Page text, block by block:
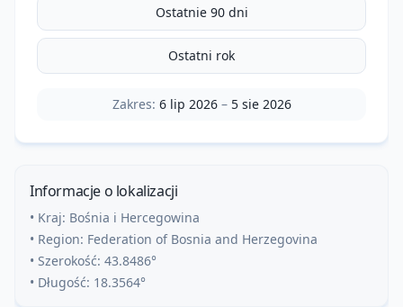
Ostatnie 90 dni
Ostatni rok
Zakres: 6 lip 2026– 5 sie 2026
Informacje o lokalizacji
• Kraj: Bośnia i Hercegowina
• Region: Federation of Bosnia and Herzegovina
• Szerokość: 43.8486°
• Długość: 18.3564°